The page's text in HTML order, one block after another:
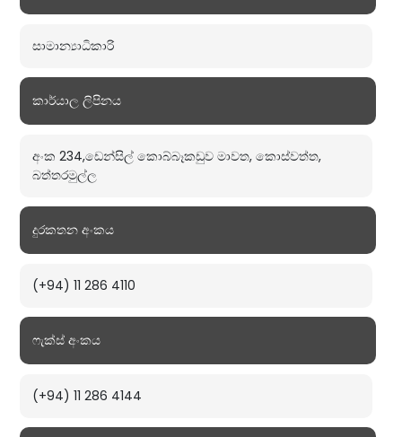
සාමාන්‍යාධිකාරි
කාර්යාල ලිපිනය
අංක 234,ඩෙන්සිල් කොබ්බෑකඩුව මාවත, කොස්වත්ත,
බත්තරමුල්ල
දුරකතන අංකය
(+94) 11 286 4110
ෆැක්ස් අංකය
(+94) 11 286 4144